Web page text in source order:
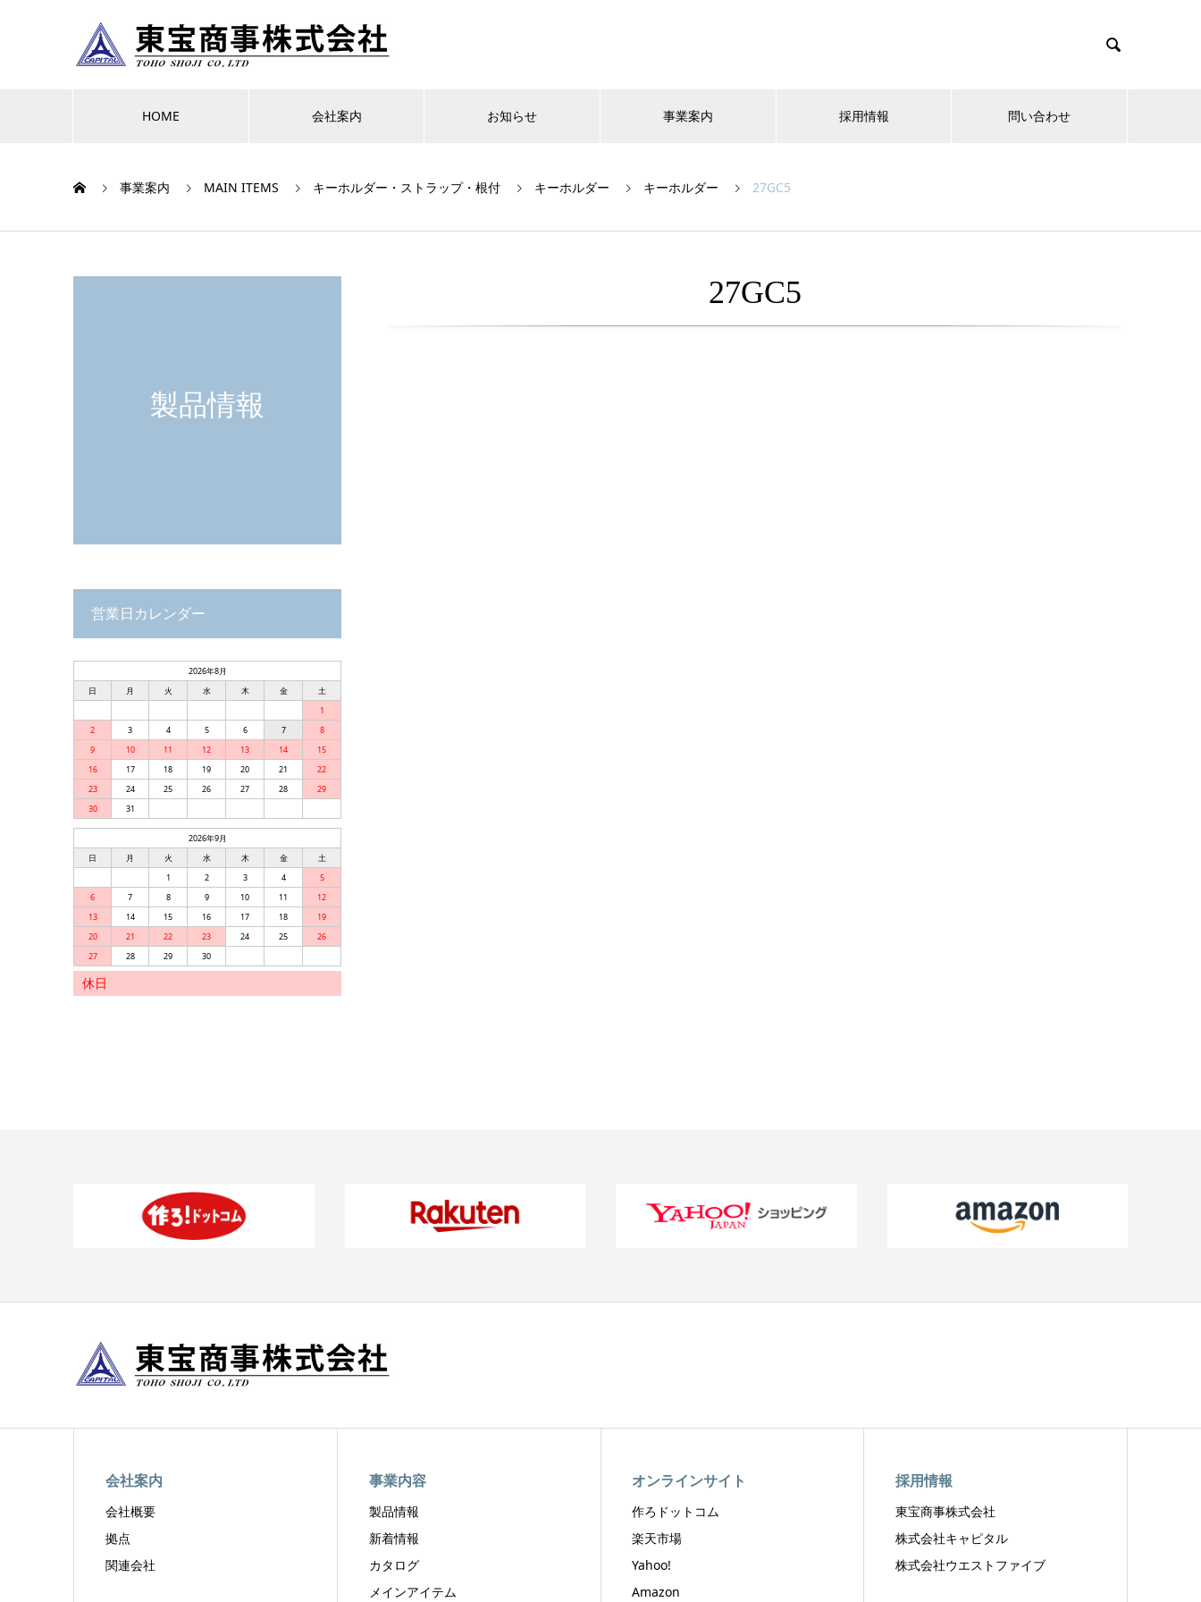

HOME 会社案内 お知らせ 事業案内 採用情報 問い合わせ
事業案内 MAIN ITEMS キーホルダー・ストラップ・根付 キーホルダー キーホルダー 27GC5
製品情報
27GC5
営業日カレンダー
2026年8月
日
月 火 水 木 金
土
1
2
3 4 5 6 7
8
9
10 11 12 13 14
15
16
17 18 19 20 21
22
23
24 25 26 27 28
29
30
31
2026年9月
日
月 火 水 木 金
土
1
2 3 4
5
6
7 8 9 10 11
12
13
14 15 16 17 18
19
20
21 22 23 24 25
26
27
28 29 30
休日
会社案内
会社概要
拠点
関連会社
事業内容
製品情報
新着情報
カタログ
メインアイテム
オンラインサイト
作ろドットコム
楽天市場
Yahoo!
Amazon
採用情報
東宝商事株式会社
株式会社キャピタル
株式会社ウエストファイブ